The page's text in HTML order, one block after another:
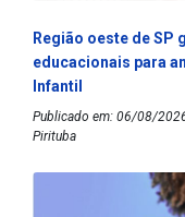
Região oeste de SP
educacionais para
Infantil
Publicado em: 06/08/
Pirituba